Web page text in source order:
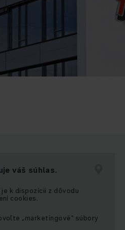
váš súhlas.
k dispozícii z dôvodu
cookies.
„marketingové“ súbory